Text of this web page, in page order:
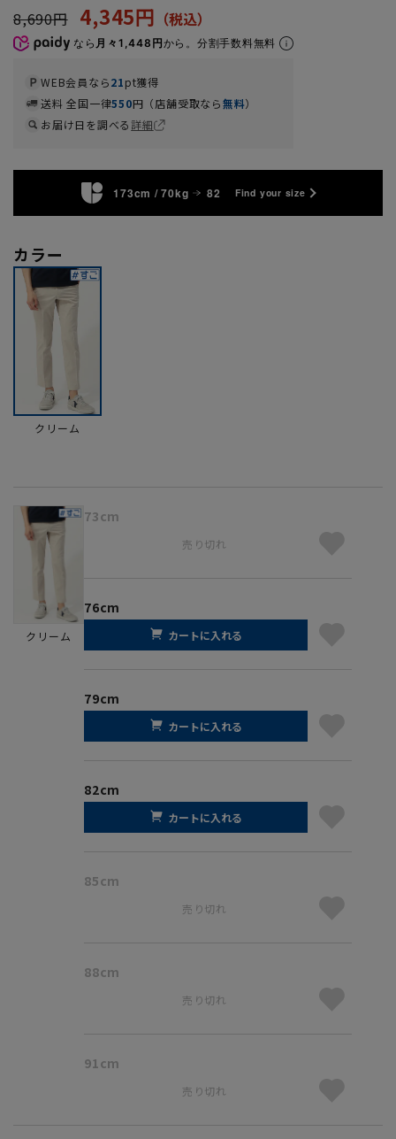
8,690円 4,345円
なら 月々1,448円から。分割手数料無料
WEB会員なら21pt獲得
送料 全国一律550円（店舗受取なら無料）
お届け日を調べる詳細
173cm / 70kg 82 Find your size
カラー
クリーム
クリーム
73cm
売り切れ
76cm
カートに入れる
79cm
カートに入れる
82cm
カートに入れる
85cm
売り切れ
88cm
売り切れ
91cm
売り切れ